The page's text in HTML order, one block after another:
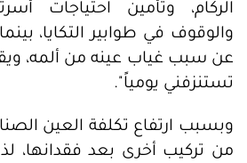
الركام، وتأمين احتياجات
والوقوف في طوابير التكايا،
عن سبب غياب عينه من ألمه،
تستنزفني يومياً".
وبسبب ارتفاع تكلفة العين
من تركيب أخرى بعد فقدانها،